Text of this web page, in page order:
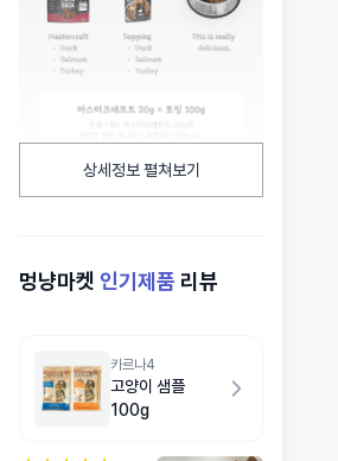
상세정보 펼쳐보기
멍냥마켓 인기제품 리뷰
카르나4
고양이 샘플
100g